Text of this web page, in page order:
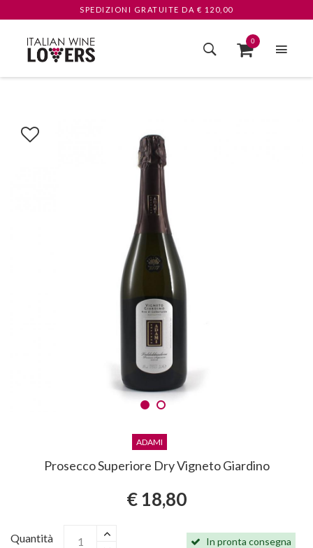
SPEDIZIONI GRATUITE DA € 120,00
0
ADAMI
Prosecco Superiore Dry Vigneto Giardino
€ 18,80
Quantità In pronta consegna